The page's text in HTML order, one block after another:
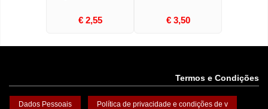
€ 2,55 € 3,50
Termos e Condições
Dados Pessoais Política de privacidade e condições de v